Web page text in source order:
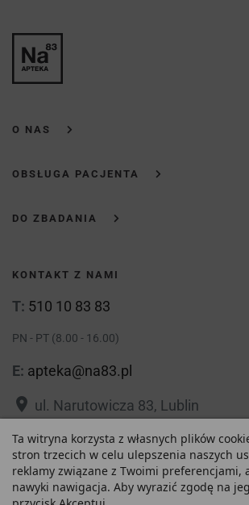
O NAS
OBSŁUGA PACJENTA
DO ZBADANIA
KONTAKT Z NAMI
T: 510 10 83 83
PN - PT (8.00 - 16.00)
E: apteka@na83.pl
place ul. Narutowicza 83, Lublin
placeul. 1 Maja 36, Lublin
Ta witryna korzysta z własnych plików
stron trzecich w celu ulepszenia naszych
reklamy związane z Twoimi preferencjami,
nawyki nawigacja. Aby wyrazić zgodę na